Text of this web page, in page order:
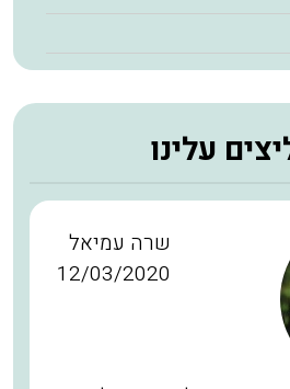
עלינו
שרה עמיאל
12/03/2020